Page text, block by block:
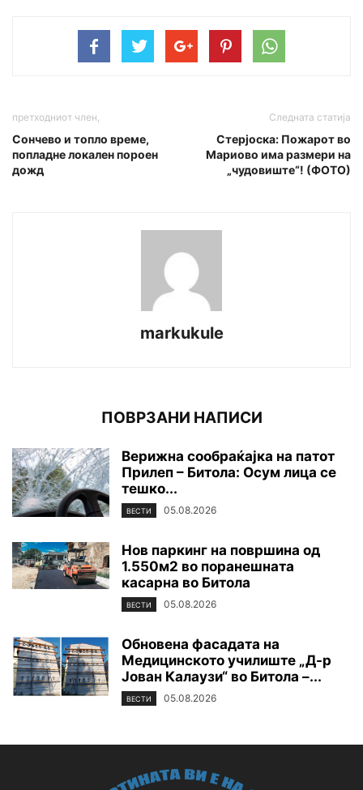
претходниот член,
Сончево и топло време,
попладне локален пороен
дожд
Следната статија
Стерјоска: Пожарот во
Мариово има размери на
„чудовиште“! (ФОТО)
markukule
ПОВРЗАНИ НАПИСИ
Верижна сообраќајка на патот
Прилеп – Битола: Осум лица се
тешко...
ВЕСТИ 05.08.2026
Нов паркинг на површина од
1.550м2 во поранешната
касарна во Битола
ВЕСТИ 05.08.2026
Обновена фасадата на
Медицинското училиште „Д-р
Јован Калаузи“ во Битола –...
ВЕСТИ 05.08.2026